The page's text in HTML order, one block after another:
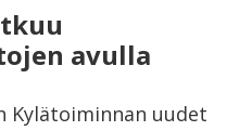
avulla
Kylätoiminnan uudet